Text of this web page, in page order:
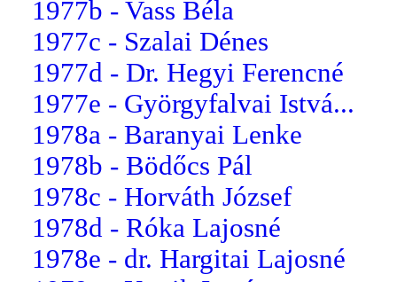
1977b - Vass Béla
1977c - Szalai Dénes
1977d - Dr. Hegyi Ferencné
1977e - Györgyfalvai Istvá...
1978a - Baranyai Lenke
1978b - Bödőcs Pál
1978c - Horváth József
1978d - Róka Lajosné
1978e - dr. Hargitai Lajosné